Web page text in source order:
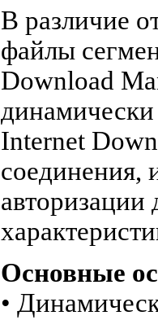
В различие
файлы
Download
динамически
Internet
соединения,
Основные
•